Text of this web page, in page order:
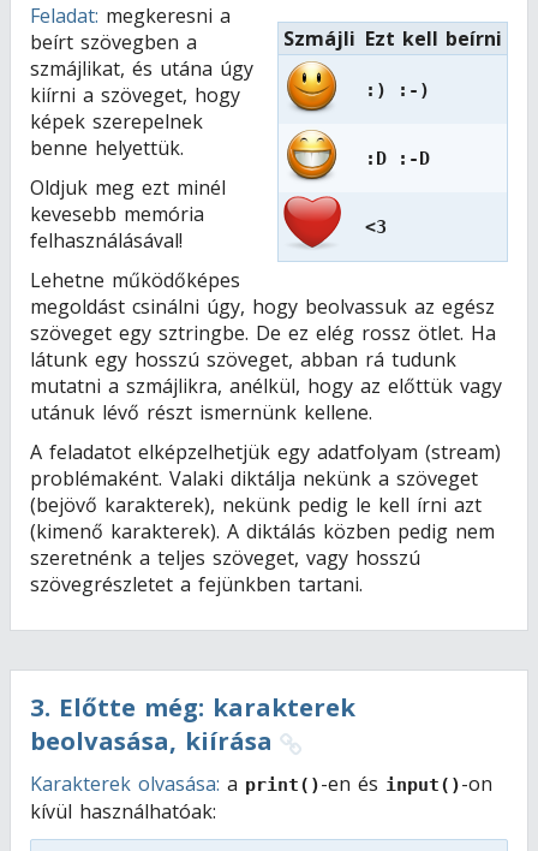
Szmájli Ezt kell beírni
:) :-)
:D :-D
<3
Feladat: megkeresni a
beírt szövegben a
szmájlikat, és utána úgy
kiírni a szöveget, hogy
képek szerepelnek
benne helyettük.
Oldjuk meg ezt minél
kevesebb memória
felhasználásával!
Lehetne működőképes
megoldást csinálni úgy, hogy beolvassuk az egész
szöveget egy sztringbe. De ez elég rossz ötlet. Ha
látunk egy hosszú szöveget, abban rá tudunk
mutatni a szmájlikra, anélkül, hogy az előttük vagy
utánuk lévő részt ismernünk kellene.
A feladatot elképzelhetjük egy adatfolyam (stream)
problémaként. Valaki diktálja nekünk a szöveget
(bejövő karakterek), nekünk pedig le kell írni azt
(kimenő karakterek). A diktálás közben pedig nem
szeretnénk a teljes szöveget, vagy hosszú
szövegrészletet a fejünkben tartani.
3. Előtte még: karakterek
beolvasása, kiírása
Karakterek olvasása: a print()-en és input()-on
kívül használhatóak: